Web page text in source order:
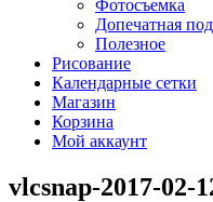
Фотосъемка
Допечатная
Полезное
Рисование
Календарные сетки
Магазин
Корзина
Мой аккаунт
vlcsnap-2017-02-